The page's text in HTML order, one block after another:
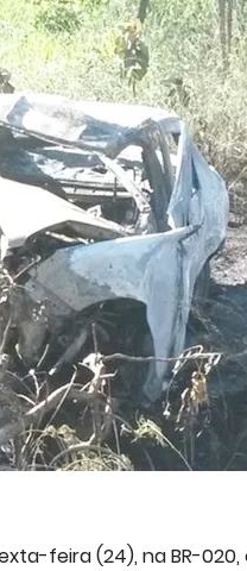
feira (24), na BR-